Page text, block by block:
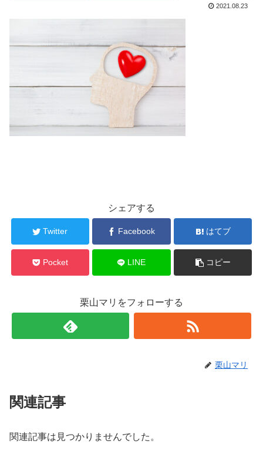
2021.08.23
シェアする
Twitter Facebook はてブ
Pocket LINE コピー
栗山マリをフォローする
栗山マリ
関連記事
関連記事は見つかりませんでした。